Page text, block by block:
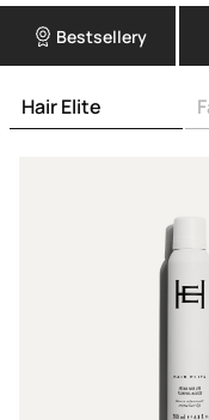
Bestsellery
Hair Elite